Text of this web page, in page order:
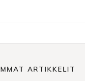
ARTIKKELIT